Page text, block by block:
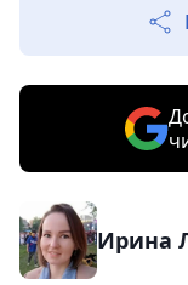
Ирина